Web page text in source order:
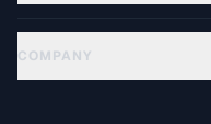
COMPANY